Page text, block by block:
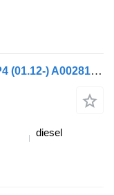
Rétroviseur extérieur MB Actros MP4 (01.12-) A0028103716 pour camion Mercedes-Benz Actros MP4 Antos Arocs (2012-)
diesel